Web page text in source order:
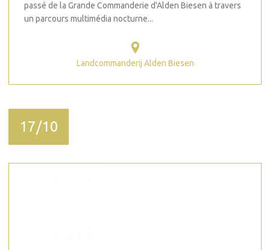
passé de la Grande Commanderie d'Alden Biesen à travers
un parcours multimédia nocturne...
Landcommanderij Alden Biesen
17/10